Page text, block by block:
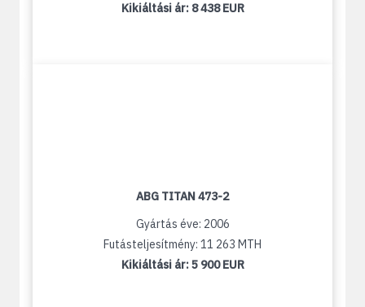
Kikiáltási ár: 8 438 EUR
ABG TITAN 473-2
Gyártás éve: 2006
Futásteljesítmény: 11 263 MTH
Kikiáltási ár:5 900 EUR